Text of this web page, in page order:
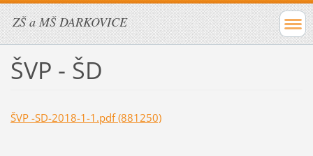
ZŠ a MŠ DARKOVICE
ŠVP - ŠD
ŠVP -SD-2018-1-1.pdf (881250)